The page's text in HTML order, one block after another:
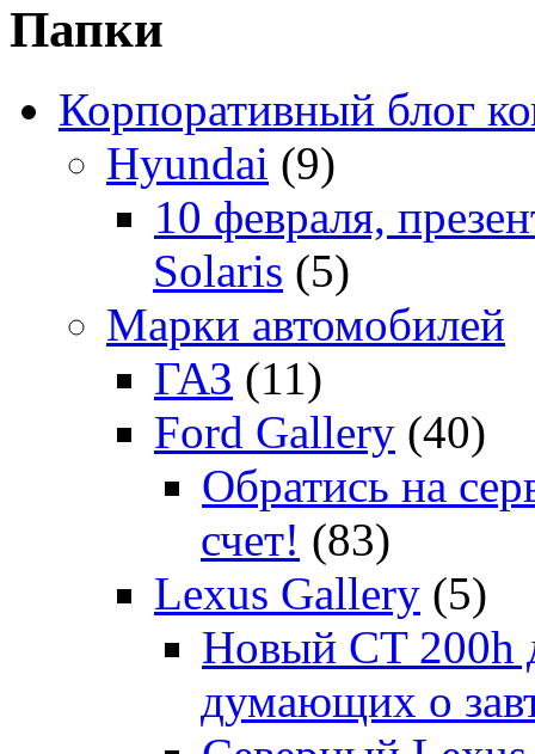
Папки
Корпоративный блог
Hyundai (9)
10 февраля,
Solaris (5)
Марки автомобилей
ГАЗ (11)
Ford Gallery (40)
Обратись на
счет! (83)
Lexus Gallery (5)
Новый CT 200h
думающих о